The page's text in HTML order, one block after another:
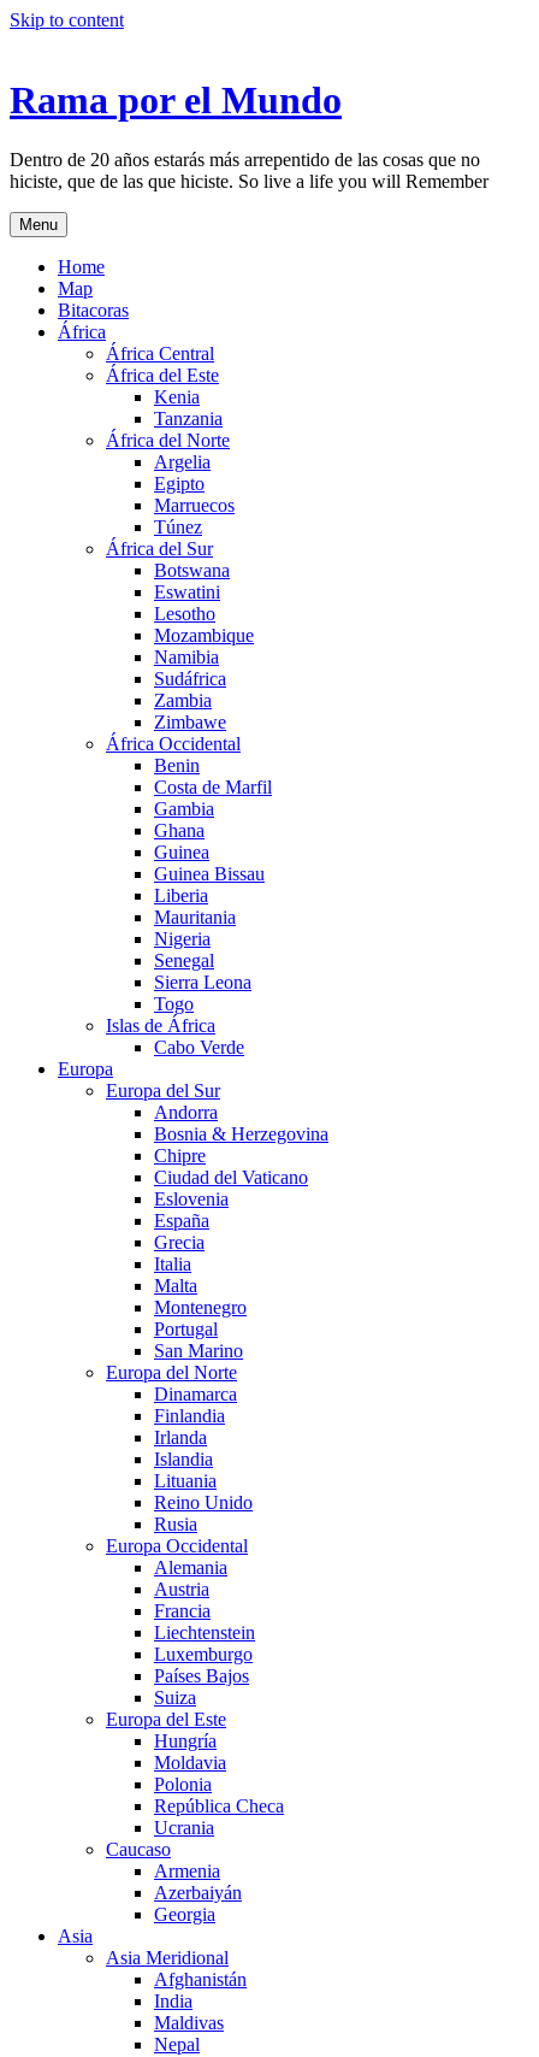
Skip to content
Rama por el Mundo
Dentro de 20 años estarás más arrepentido de las cosas que no
hiciste, que de las que hiciste. So live a life you will Remember
Menu
Home
Map
Bitacoras
África
África Central
África del Este
Kenia
Tanzania
África del Norte
Argelia
Egipto
Marruecos
Túnez
África del Sur
Botswana
Eswatini
Lesotho
Mozambique
Namibia
Sudáfrica
Zambia
Zimbawe
África Occidental
Benin
Costa de Marfil
Gambia
Ghana
Guinea
Guinea Bissau
Liberia
Mauritania
Nigeria
Senegal
Sierra Leona
Togo
Islas de África
Cabo Verde
Europa
Europa del Sur
Andorra
Bosnia & Herzegovina
Chipre
Ciudad del Vaticano
Eslovenia
España
Grecia
Italia
Malta
Montenegro
Portugal
San Marino
Europa del Norte
Dinamarca
Finlandia
Irlanda
Islandia
Lituania
Reino Unido
Rusia
Europa Occidental
Alemania
Austria
Francia
Liechtenstein
Luxemburgo
Países Bajos
Suiza
Europa del Este
Hungría
Moldavia
Polonia
República Checa
Ucrania
Caucaso
Armenia
Azerbaiyán
Georgia
Asia
Asia Meridional
Afghanistán
India
Maldivas
Nepal